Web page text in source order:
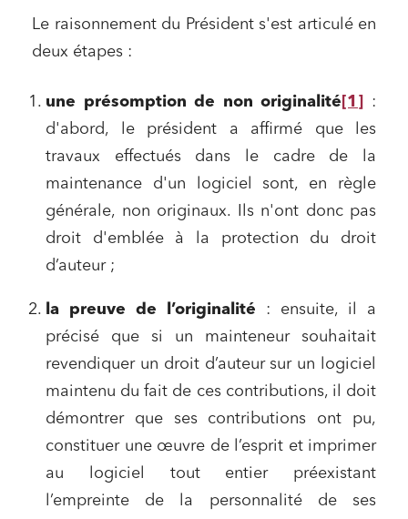
Le raisonnement du Président s'est articulé en
deux étapes :
une présomption de non originalité [1]
:
d'abord, le président a affirmé que les
travaux effectués dans le cadre de la
maintenance d'un logiciel sont, en règle
générale, non originaux. Ils n'ont donc pas
droit d'emblée à la protection du droit
d’auteur ;
la preuve de l’originalité : ensuite, il a
précisé que si un mainteneur souhaitait
revendiquer un droit d’auteur sur un logiciel
maintenu du fait de ces contributions, il doit
démontrer que ses contributions ont pu,
constituer une œuvre de l’esprit et imprimer
au logiciel tout entier préexistant
l’empreinte de la personnalité de ses